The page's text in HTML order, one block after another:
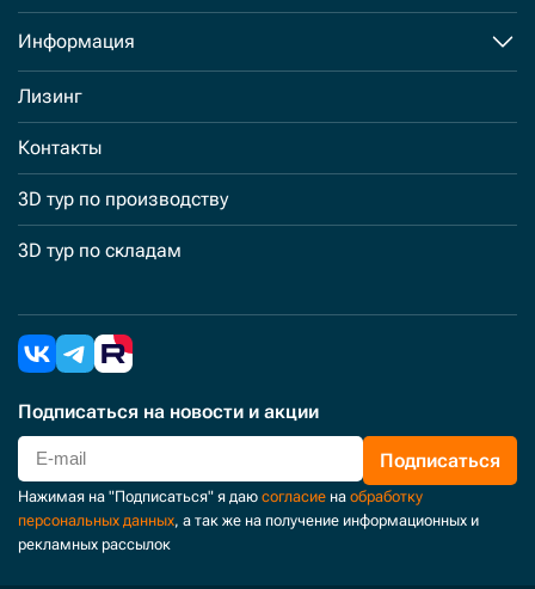
Информация
Лизинг
Контакты
3D тур по производству
3D тур по складам
Подписаться на новости и акции
Подписаться
Нажимая на "Подписаться" я даю согласие на обработку
персональных данных, а так же на получение информационных и
рекламных рассылок